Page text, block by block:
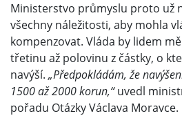
Ministerstvo průmyslu proto už
všechny náležitosti, aby mohla
kompenzovat. Vláda by lidem
třetinu až polovinu z částky, o
navýší.„Předpokládám, že
1500 až 2000 korun,“uvedl
pořadu Otázky Václava Moravce.